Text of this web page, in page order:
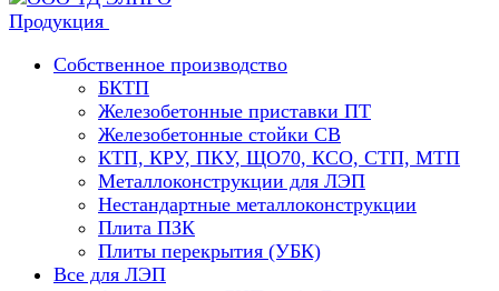
Продукция
Собственное производство
БКТП
Железобетонные приставки ПТ
Железобетонные стойки СВ
КТП, КРУ, ПКУ, ЩО70, КСО, СТП, МТП
Металлоконструкции для ЛЭП
Нестандартные металлоконструкции
Плита ПЗК
Плиты перекрытия (УБК)
Все для ЛЭП